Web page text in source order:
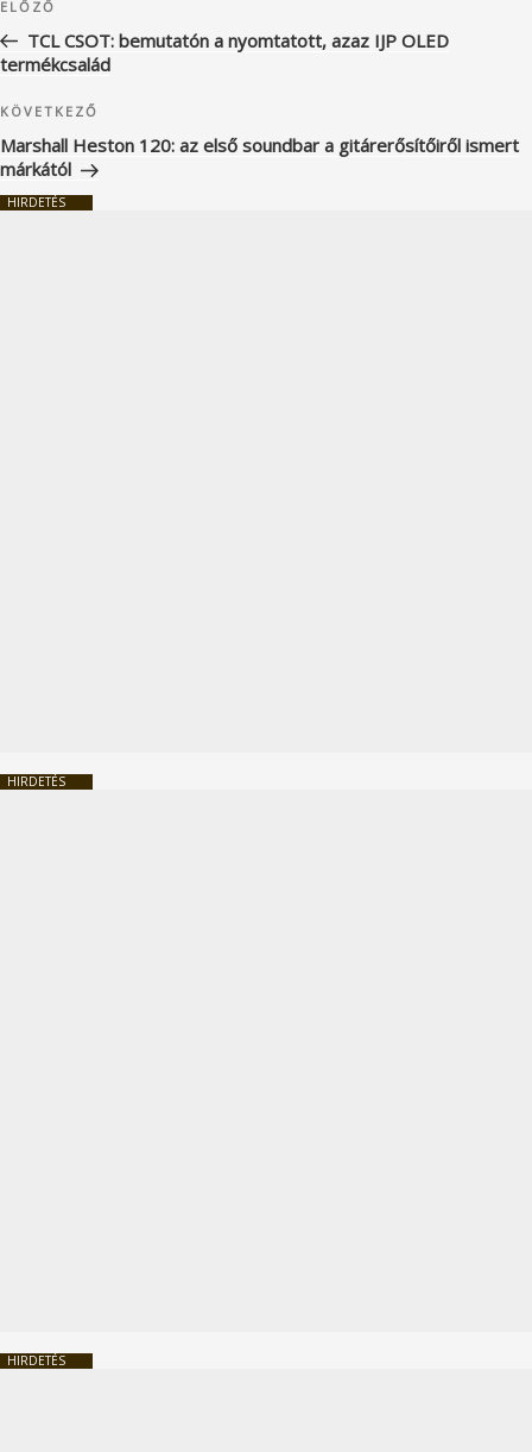
navigáció
Korábbi
bejegyzés
ELŐZŐ
TCL CSOT: bemutatón a nyomtatott, azaz IJP OLED
termékcsalád
Következő
bejegyzés
KÖVETKEZŐ
Marshall Heston 120: az első soundbar a gitárerősítőiről ismert
márkától
HIRDETÉS
HIRDETÉS
HIRDETÉS